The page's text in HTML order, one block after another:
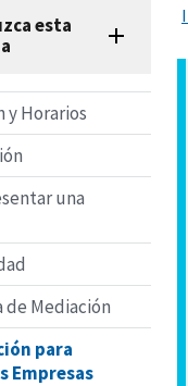
esta
y Horarios
una
de Mediación
para
Empresas